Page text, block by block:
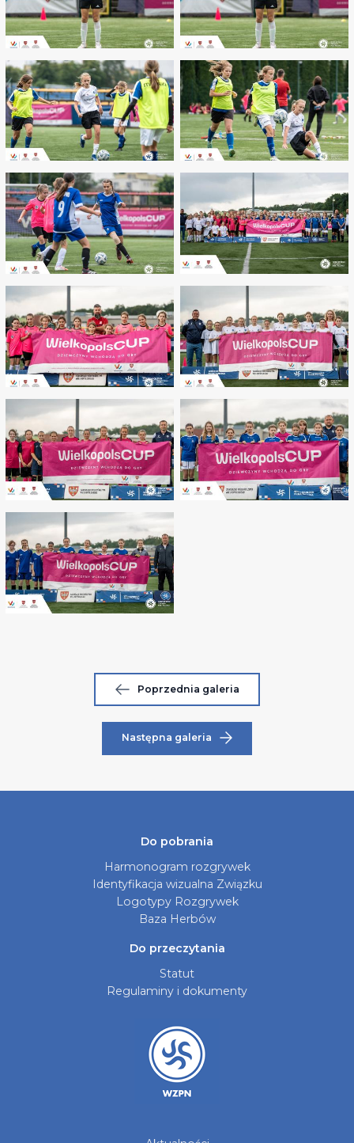
Poprzednia galeria
Następna galeria
Do pobrania
Harmonogram rozgrywek
Identyfikacja wizualna Związku
Logotypy Rozgrywek
Baza Herbów
Do przeczytania
Statut
Regulaminy i dokumenty